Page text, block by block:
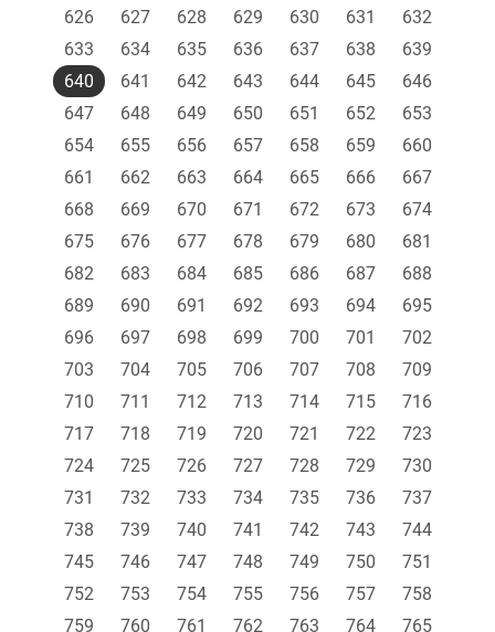
626
627 628 629 630 631
632
633
634 635 636 637 638
639
640
641 642 643 644 645
646
647
648 649 650 651 652
653
654
655 656 657 658 659
660
661
662 663 664 665 666
667
668
669 670 671 672 673
674
675
676 677 678 679 680
681
682
683 684 685 686 687
688
689
690 691 692 693 694
695
696
697 698 699 700 701
702
703
704 705 706 707 708
709
710
711 712 713 714 715
716
717
718 719 720 721 722
723
724
725 726 727 728 729
730
731
732 733 734 735 736
737
738
739 740 741 742 743
744
745
746 747 748 749 750
751
752
753 754 755 756 757
758
759
760 761 762 763 764
765